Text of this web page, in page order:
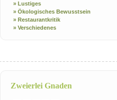
» Lustiges
» Ökologisches Bewusstsein
» Restaurantkritik
» Verschiedenes
Zweierlei Gnaden